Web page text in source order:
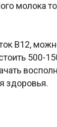
молока
В12,
500-
здоровья.